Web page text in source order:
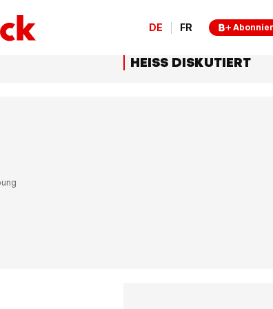
DE FR
HEISS DISKUTIERT